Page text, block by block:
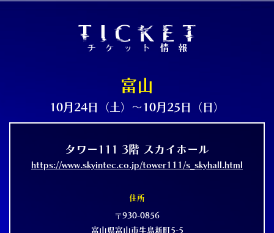
富山
10月24日（土）〜10月25日（日）
タワー111 3階 スカイホール
https://www.skyintec.co.jp/tower111/s_skyhall.html
住所
〒930-0856
富山県富山市牛島新町5-5